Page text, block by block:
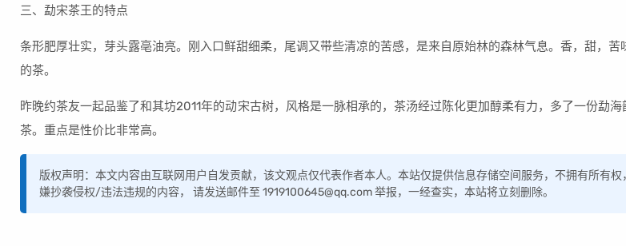
三、勐宋茶王的特点
条形肥厚壮实，芽头露亳油亮。刚入口鲜甜细柔，尾调又带些清凉的苦感，是来自原始林的森林气息。香，甜，
的茶。
昨晚约茶友一起品鉴了和其坊2011年的动宋古树，风格是一脉相承的，茶汤经过陈化更加醇柔有力，多了一份勐
茶。重点是性价比非常高。
版权声明：本文内容由互联网用户自发贡献，该文观点仅代表作者本人。本站仅提供信息存储空间服务，不拥有所有
嫌抄袭侵权/违法违规的内容， 请发送邮件至 1919100645@qq.com 举报，一经查实，本站将立刻删除。